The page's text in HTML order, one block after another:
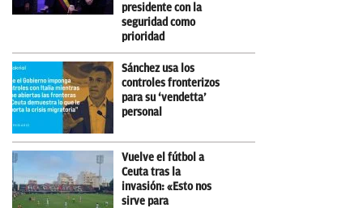
presidente con la
seguridad como
prioridad
Sánchez usa los
controles fronterizos
para su ‘vendetta’
personal
Vuelve el fútbol a
Ceuta tras la
invasión: «Esto nos
sirve para